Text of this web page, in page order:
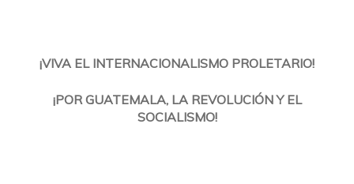
¡VIVA EL INTERNACIONALISMO PROLETARIO!
¡POR GUATEMALA, LA REVOLUCIÓN Y EL
SOCIALISMO!